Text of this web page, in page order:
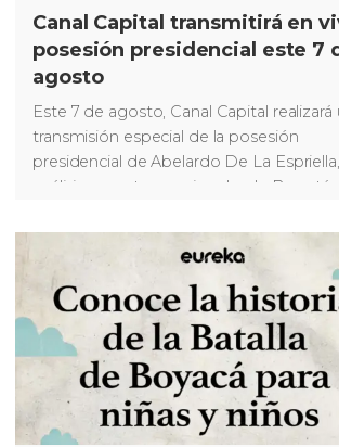
Canal Capital transmitirá en
posesión presidencial este 7
agosto
Este 7 de agosto, Canal Capital realizará
transmisión especial de la posesión
presidencial de Abelardo De La
análisis, reportes en vivo desde Bogotá y